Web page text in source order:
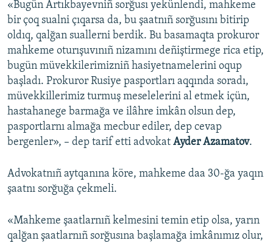
«Bugün Artıkbayevniñ sorğusı yekünlendi, mahkeme
bir çoq sualni çıqarsa da, bu şaatnıñ sorğusını bitirip
oldıq, qalğan suallerni berdik. Bu basamaqta prokuror
mahkeme oturışuvınıñ nizamını deñiştirmege rica etip,
bugün müvekkilerimizniñ hasiyetnamelerini oqup
başladı. Prokuror Rusiye pasportları aqqında soradı,
müvekkillerimiz turmuş meselelerini al etmek içün,
hastahanege barmağa ve ilâhre imkân olsun dep,
pasportlarnı almağa mecbur ediler, dep cevap
bergenler», – dep tarif etti advokat Ayder Azamatov.
Advokatnıñ aytqanına köre, mahkeme daa 30-ğa yaqın
şaatnı sorğuğa çekmeli.
«Mahkeme şaatlarnıñ kelmesini temin etip olsa, yarın
qalğan şaatlarnıñ sorğusına başlamağa imkânımız olur,